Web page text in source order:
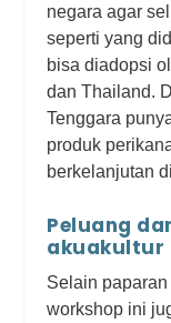
negara agar
seperti yang
bisa diadopsi
dan Thailand.
Tenggara
produk
berkelanjutan
Peluang
akuakultur
Selain
workshop ini